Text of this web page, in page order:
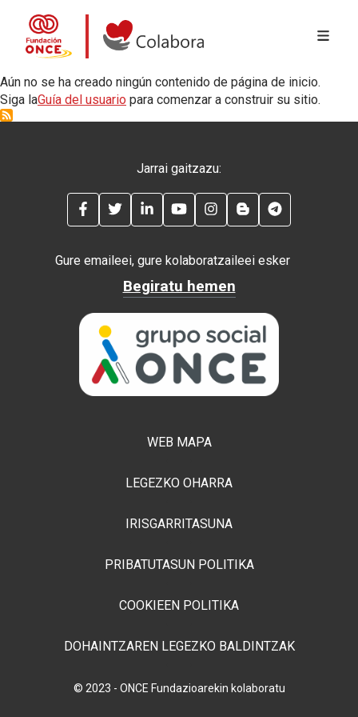
Colabora con la Fundación ONCE
Skip to main content
Aún no se ha creado ningún contenido de página de inicio.
Siga laGuía del usuario para comenzar a construir su sitio.
Jarrai gaitzazu:
FACEBOOKTWITTERLINKEDINYOUTUBEINSTAGRAM
BLOG
Gure emaileei, gure kolaboratzaileei esker
Begiratu hemen
WEB MAPA
LEGEZKO OHARRA
IRISGARRITASUNA
PRIBATUTASUN POLITIKA
COOKIEEN POLITIKA
DOHAINTZAREN LEGEZKO BALDINTZAK
© 2023 - ONCE Fundazioarekin kolaboratu